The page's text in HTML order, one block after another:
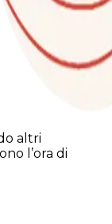
altri
l’ora di